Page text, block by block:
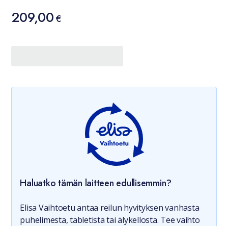
Hinta
209,00 €
209,00€
Haluatko tämän laitteen edullisemmin?
Elisa Vaihtoetu antaa reilun hyvityksen vanhasta
puhelimesta, tabletista tai älykellosta. Tee vaihto